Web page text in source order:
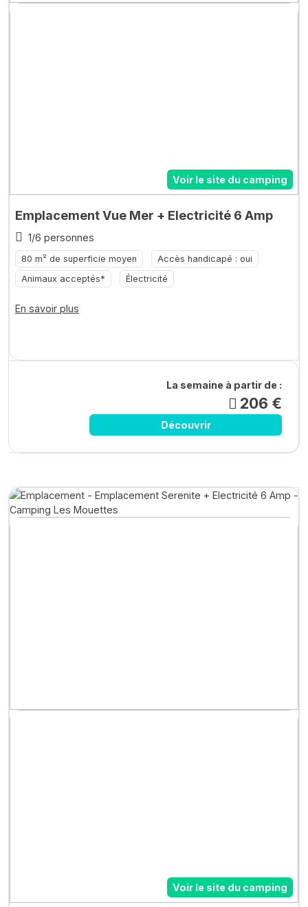
Voir le site du camping
Emplacement Vue Mer + Electricité 6 Amp
1/6 personnes
80 m² de superficie moyen
Accès handicapé : oui
Animaux acceptés*
Électricité
En savoir plus
La semaine à partir de :
206 €
Découvrir
Voir le site du camping